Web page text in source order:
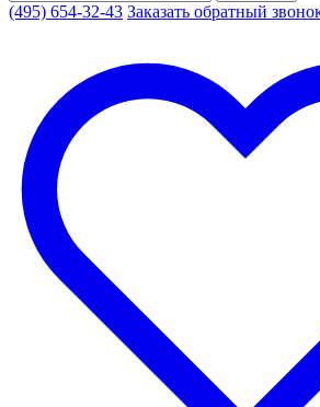
(495) 654-32-43 Заказать обратный